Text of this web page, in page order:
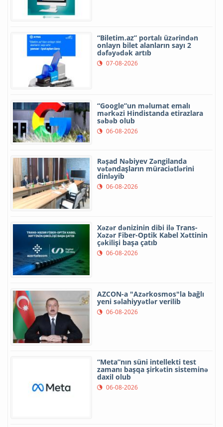
“Biletim.az” portalı üzərindən
onlayn bilet alanların sayı 2
dəfəyədək artıb
07-08-2026
“Google”un məlumat emalı
mərkəzi Hindistanda etirazlara
səbəb olub
06-08-2026
Rəşad Nəbiyev Zəngilanda
vətəndaşların müraciətlərini
dinləyib
06-08-2026
Xəzər dənizinin dibi ilə Trans-
Xəzər Fiber-Optik Kabel Xəttinin
çəkilişi başa çatıb
06-08-2026
AZCON-a "Azərkosmos"la bağlı
yeni səlahiyyətlər verilib
06-08-2026
“Meta”nın süni intellekti test
zamanı başqa şirkətin sisteminə
daxil olub
06-08-2026